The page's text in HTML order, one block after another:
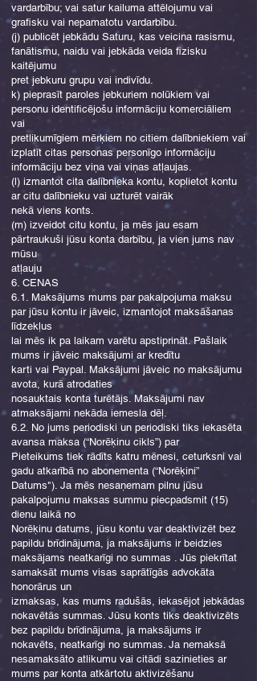
vardarbību; vai satur kailuma attēlojumu vai
grafisku vai nepamatotu vardarbību.
(j) publicēt jebkādu Saturu, kas veicina rasismu,
fanātismu, naidu vai jebkāda veida fizisku
kaitējumu
pret jebkuru grupu vai indivīdu.
k) pieprasīt paroles jebkuriem nolūkiem vai
personu identificējošu informāciju komerciāliem
vai
pretlikumīgiem mērķiem no citiem dalībniekiem vai
izplatīt citas personas personīgo informāciju
informāciju bez viņa vai viņas atļaujas.
(l) izmantot cita dalībnieka kontu, koplietot kontu
ar citu dalībnieku vai uzturēt vairāk
nekā viens konts.
(m) izveidot citu kontu, ja mēs jau esam
pārtraukuši jūsu konta darbību, ja vien jums nav
mūsu
atļauju
6. CENAS
6.1. Maksājums mums par pakalpojuma maksu
par jūsu kontu ir jāveic, izmantojot maksāšanas
līdzekļus
lai mēs ik pa laikam varētu apstiprināt. Pašlaik
mums ir jāveic maksājumi ar kredītu
karti vai Paypal. Maksājumi jāveic no maksājumu
avota, kurā atrodaties
nosauktais konta turētājs. Maksājumi nav
atmaksājami nekāda iemesla dēļ.
6.2. No jums periodiski un periodiski tiks iekasēta
avansa maksa (“Norēķinu cikls”) par
Pieteikums tiek rādīts katru mēnesi, ceturksni vai
gadu atkarībā no abonementa (“Norēķini”
Datums"). Ja mēs nesaņemam pilnu jūsu
pakalpojumu maksas summu piecpadsmit (15)
dienu laikā no
Norēķinu datums, jūsu kontu var deaktivizēt bez
papildu brīdinājuma, ja maksājums ir beidzies
maksājams neatkarīgi no summas . Jūs piekrītat
samaksāt mums visas saprātīgās advokāta
honorārus un
izmaksas, kas mums radušās, iekasējot jebkādas
nokavētās summas. Jūsu konts tiks deaktivizēts
bez papildu brīdinājuma, ja maksājums ir
nokavēts, neatkarīgi no summas. Ja nemaksā
nesamaksāto atlikumu vai citādi sazinieties ar
mums par konta atkārtotu aktivizēšanu